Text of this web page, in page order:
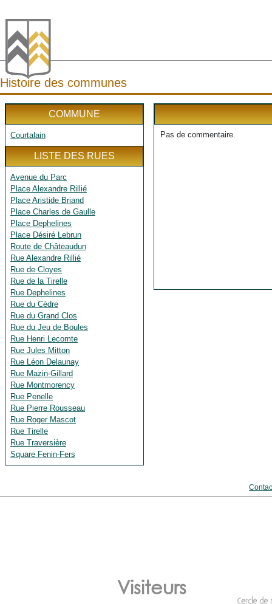
Histoire des communes
COMMUNE
Courtalain
LISTE DES RUES
Avenue du Parc
Place Alexandre Rillié
Place Aristide Briand
Place Charles de Gaulle
Place Dephelines
Place Désiré Lebrun
Route de Châteaudun
Rue Alexandre Rillié
Rue de Cloyes
Rue de la Tirelle
Rue Dephelines
Rue du Cèdre
Rue du Grand Clos
Rue du Jeu de Boules
Rue Henri Lecomte
Rue Jules Mitton
Rue Léon Delaunay
Rue Mazin-Gillard
Rue Montmorency
Rue Penelle
Rue Pierre Rousseau
Rue Roger Mascot
Rue Tirelle
Rue Traversière
Square Fenin-Fers
Pas de commentaire.
Visiteurs